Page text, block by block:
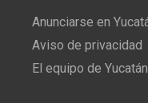
Anunciarse en
Aviso de privacidad
El equipo de